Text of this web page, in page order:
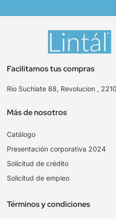
Facilitamos tus compras
Rio Suchiate 88, Revolucion ,
Más de nosotros
Catálogo
Presentación corporativa 2024
Solicitud de crédito
Solicitud de empleo
Términos y condiciones